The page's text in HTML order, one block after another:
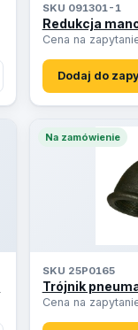
SKU 091301-1
Redukcja
Cena na
Dodaj do
Na zamówienie
SKU 25P0165
Trójnik
Cena na